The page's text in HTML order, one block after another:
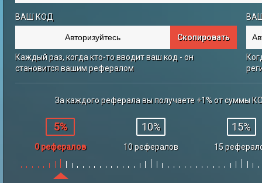
ВАШ КОД
Скопировать
Каждый раз, когда кто-то вводит ваш код - он
становится вашим рефералом
За каждого реферала вы получаете +1% от суммы
5%
0 рефералов
10%
10 рефералов
15%
15